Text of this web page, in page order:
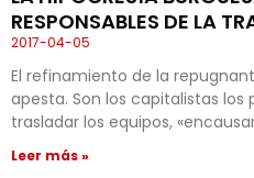
RESPONSABLES DE LA
2017-04-05
El refinamiento de la
apesta. Son los capitalistas
trasladar los equipos,
Leer más »